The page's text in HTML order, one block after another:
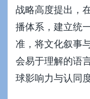
战略高度提出，
播体系，建立统
准，将文化叙事
会易于理解的语
球影响力与认同度